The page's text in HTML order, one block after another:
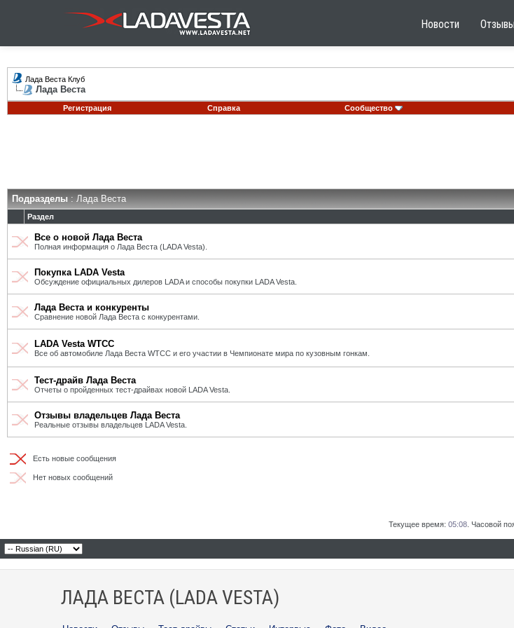
Новости Отзывы
Лада Веста Клуб
Лада Веста
Регистрация
Справка Сообщество
Подразделы: Лада Веста
Раздел
Все о новой Лада Веста
Полная информация о Лада Веста (LADA Vesta).
Покупка LADA Vesta
Обсуждение официальных дилеров LADA и способы покупки LADA Vesta.
Лада Веста и конкуренты
Сравнение новой Лада Веста с конкурентами.
LADA Vesta WTCC
Все об автомобиле Лада Веста WTCC и его участии в Чемпионате мира по кузовным гонкам.
Тест-драйв Лада Веста
Отчеты о пройденных тест-драйвах новой LADA Vesta.
Отзывы владельцев Лада Веста
Реальные отзывы владельцев LADA Vesta.
Есть новые сообщения
Нет новых сообщений
Текущее время: 05:08 . Часовой
ЛАДА ВЕСТА (LADA VESTA)